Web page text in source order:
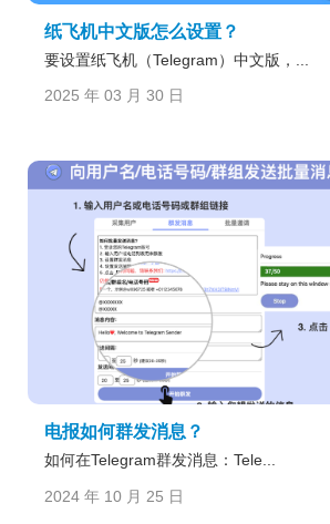
纸飞机中文版怎么设置？
要设置纸飞机（Telegram）中文版，...
2025 年 03 月 30 日
电报如何群发消息？
如何在Telegram群发消息：Tele...
2024 年 10 月 25 日